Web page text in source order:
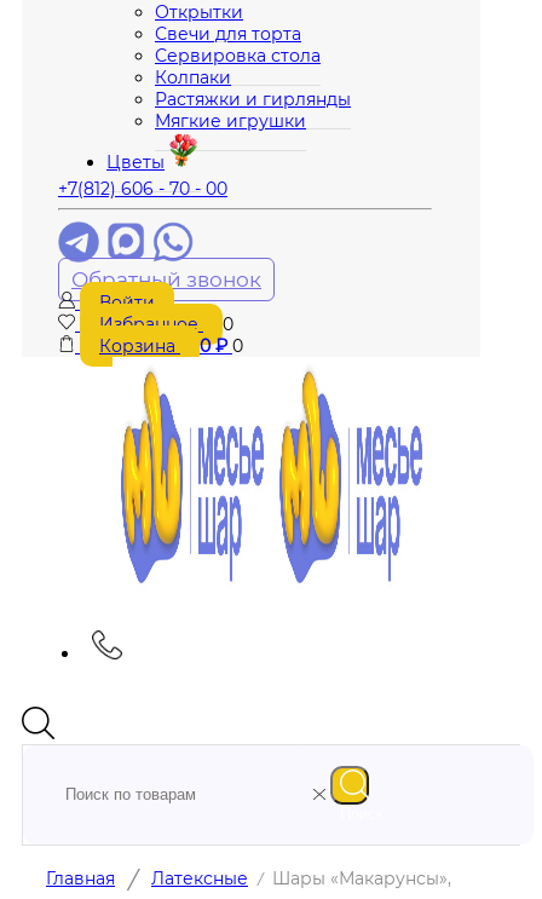
Открытки
Свечи для торта
Сервировка стола
Колпаки
Растяжки и гирлянды
Мягкие игрушки
Цветы
+7(812) 606 - 70 - 00
Обратный звонок
Войти
Избранное
0
Корзина
0₽ 0
Главная / Латексные / Шары «Макарунсы»,